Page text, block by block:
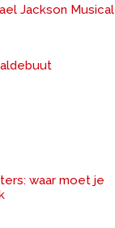
Jackson Musical
waar moet je